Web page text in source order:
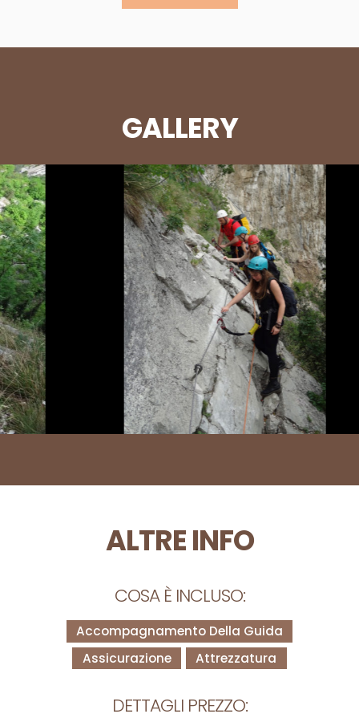
GALLERY
ALTRE INFO
COSA È INCLUSO:
Accompagnamento Della Guida
Assicurazione
Attrezzatura
DETTAGLI PREZZO: